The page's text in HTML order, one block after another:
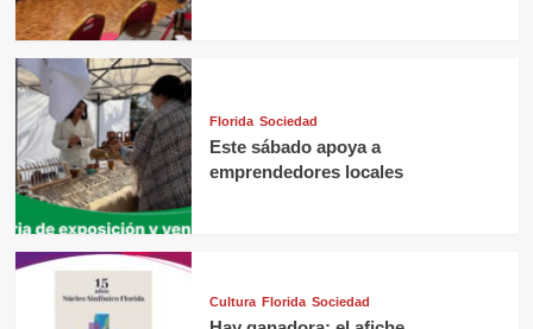
Florida Sociedad
Este sábado apoya a
emprendedores locales
Cultura Florida Sociedad